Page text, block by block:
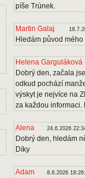
píše Trúnek.
Martin Galaj
Hledám původ
Helena Garguláková
Dobrý den, začala
odkud pochází
výskyt je nejvíce na
za každou informaci.
Alena 24.6.2026
Dobrý den, hledám
Díky
Adam 8.6.2026